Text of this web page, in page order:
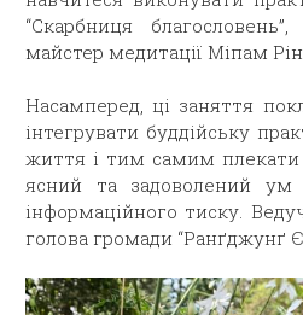
“Скарбниця
майстер медитації Міпам
Насамперед, ці заняття
інтегрувати буддійську
життя і тим самим плекати
ясний та задоволений
інформаційного тиску.
голова громади “Ранґджунґ